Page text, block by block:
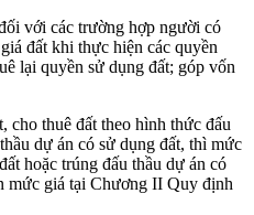
với các trường hợp người có
đất khi thực hiện các quyền
lại quyền sử dụng đất; góp vốn
cho thuê đất theo hình thức đấu
dự án có sử dụng đất, thì mức
hoặc trúng đấu thầu dự án có
mức giá tại Chương II Quy định